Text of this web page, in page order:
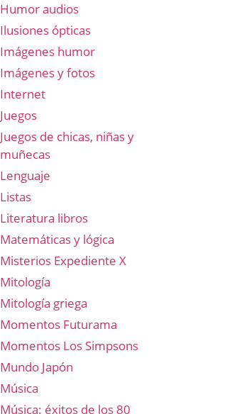
Humor audios
Ilusiones ópticas
Imágenes humor
Imágenes y fotos
Internet
Juegos
Juegos de chicas, niñas y
muñecas
Lenguaje
Listas
Literatura libros
Matemáticas y lógica
Misterios Expediente X
Mitología
Mitología griega
Momentos Futurama
Momentos Los Simpsons
Mundo Japón
Música
Música: éxitos de los 80